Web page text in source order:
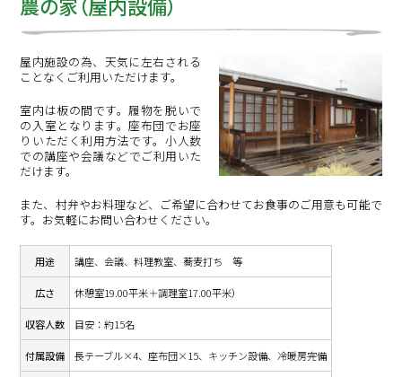
屋内施設の為、天気に左右される
ことなくご利用いただけます。
室内は板の間です。履物を脱いで
の入室となります。座布団でお座
りいただく利用方法です。小人数
での講座や会議などでご利用いた
だけます。
また、村弁やお料理など、ご希望に合わせてお食事のご用意も可能で
す。お気軽にお問い合わせください。
用途 講座、会議、料理教室、蕎麦打ち 等
広さ 休憩室19.00平米＋調理室17.00平米）
収容人数 目安：約15名
付属設備 長テーブル×4、座布団×15、キッチン設備、冷暖房完備